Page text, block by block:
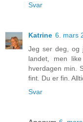
Svar
Katrine 6. mars
Jeg ser deg, og
landet, men
hverdagen min.
fint. Du er fin.
Svar